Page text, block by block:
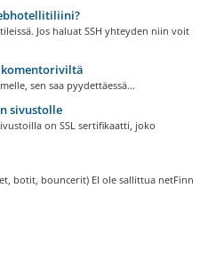
Jos haluat SSH yhteyden niin voit
komentoriviltä
sen saa pyydettäessä...
sivustolle
on SSL sertifikaatti, joko
botit, bouncerit) EI ole sallittua netFinn